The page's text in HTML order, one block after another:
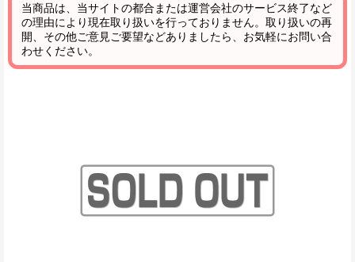
当商品は、当サイトの都合または運営会社のサービス終了など
の理由により現在取り扱いを行っておりません。取り扱いの再
開、その他ご意見ご要望などありましたら、お気軽にお問い合
わせください。